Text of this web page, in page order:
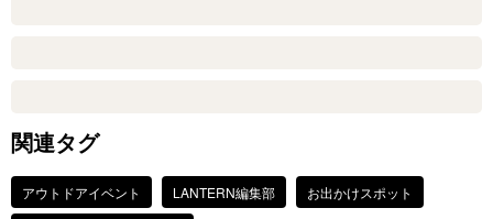
関連タグ
アウトドアイベント LANTERN編集部
お出かけスポット